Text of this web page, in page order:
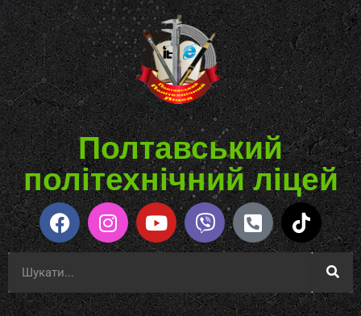
Полтавський
політехнічний ліцей